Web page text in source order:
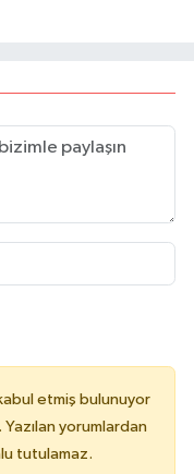
etmiş bulunuyor
yorumlardan
tutulamaz.